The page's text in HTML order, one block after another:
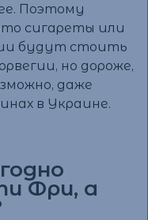
Поэтому
сигареты или
будут стоить
но дороже,
даже
в Украине.
Фри, а